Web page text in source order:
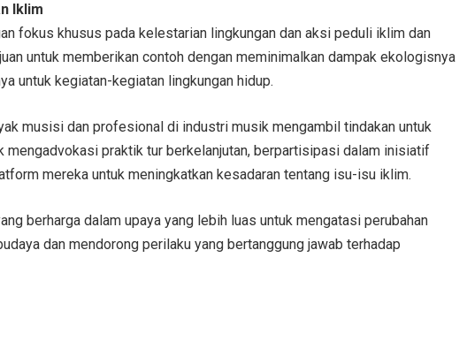
Iklim
fokus khusus pada kelestarian lingkungan dan aksi peduli iklim dan
untuk memberikan contoh dengan meminimalkan dampak ekologisnya
untuk kegiatan-kegiatan lingkungan hidup.
musisi dan profesional di industri musik mengambil tindakan untuk
mengadvokasi praktik tur berkelanjutan, berpartisipasi dalam inisiatif
mereka untuk meningkatkan kesadaran tentang isu-isu iklim.
berharga dalam upaya yang lebih luas untuk mengatasi perubahan
dan mendorong perilaku yang bertanggung jawab terhadap